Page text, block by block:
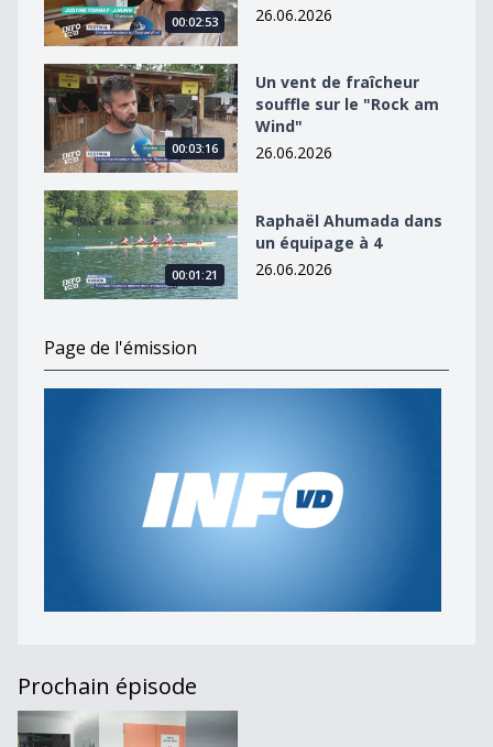
00:02:53
26.06.2026
Un vent de fraîcheur souffle sur le &quot;Rock am
00:03:16
Un vent de fraîcheur
souffle sur le "Rock am
Wind"
26.06.2026
Raphaël Ahumada dans un équipage à 4
00:01:21
Raphaël Ahumada dans
un équipage à 4
26.06.2026
Page de l'émission
Prochain épisode
Journal du 23 mai 2023